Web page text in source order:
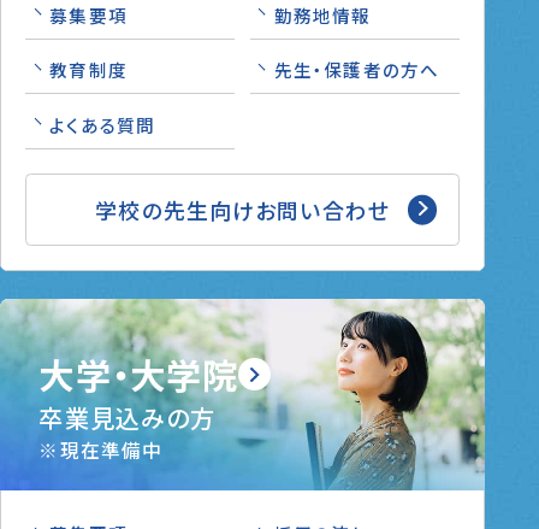
募集要項 勤務地情報
教育制度 先生・保護者の方へ
よくある質問
学校の先生向けお問い合わせ
大学・大学院
卒業見込みの方
※現在準備中